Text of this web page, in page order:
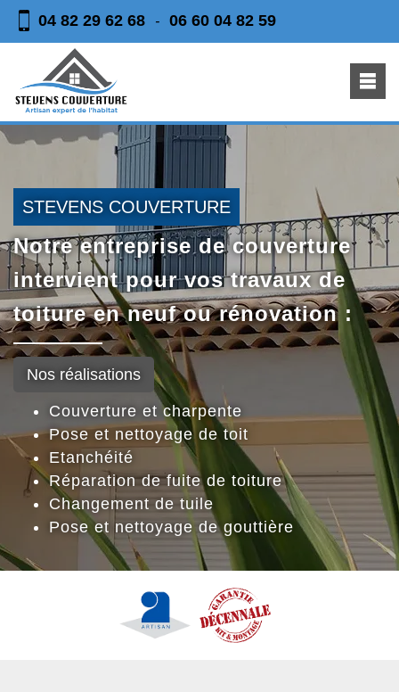
04 82 29 62 68 - 06 60 04 82 59
STEVENS COUVERTURE
Notre entreprise de couverture
intervient pour vos travaux de
toiture en neuf ou rénovation :
Nos réalisations
Couverture et charpente
Pose et nettoyage de toit
Etanchéité
Réparation de fuite de toiture
Changement de tuile
Pose et nettoyage de gouttière